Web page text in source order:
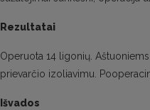
Rezultatai
Operuota 14 ligonių.
prievarčio izoliavimu.
Išvados